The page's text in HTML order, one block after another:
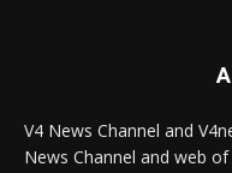
V4 News Channel and
News Channel and web